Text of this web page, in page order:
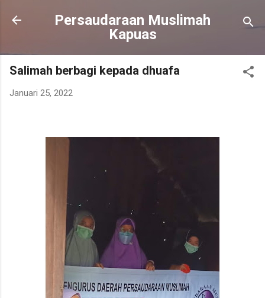
Langsung ke konten utama
Persaudaraan Muslimah
Kapuas
Salimah berbagi kepada dhuafa
Januari 25, 2022